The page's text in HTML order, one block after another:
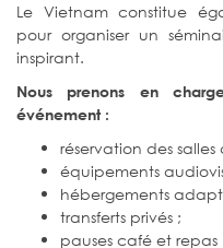
Le Vietnam constitue
pour organiser un
inspirant.
Nous prenons en
événement :
réservation des
équipements
hébergements
transferts privés ;
pauses café et repas